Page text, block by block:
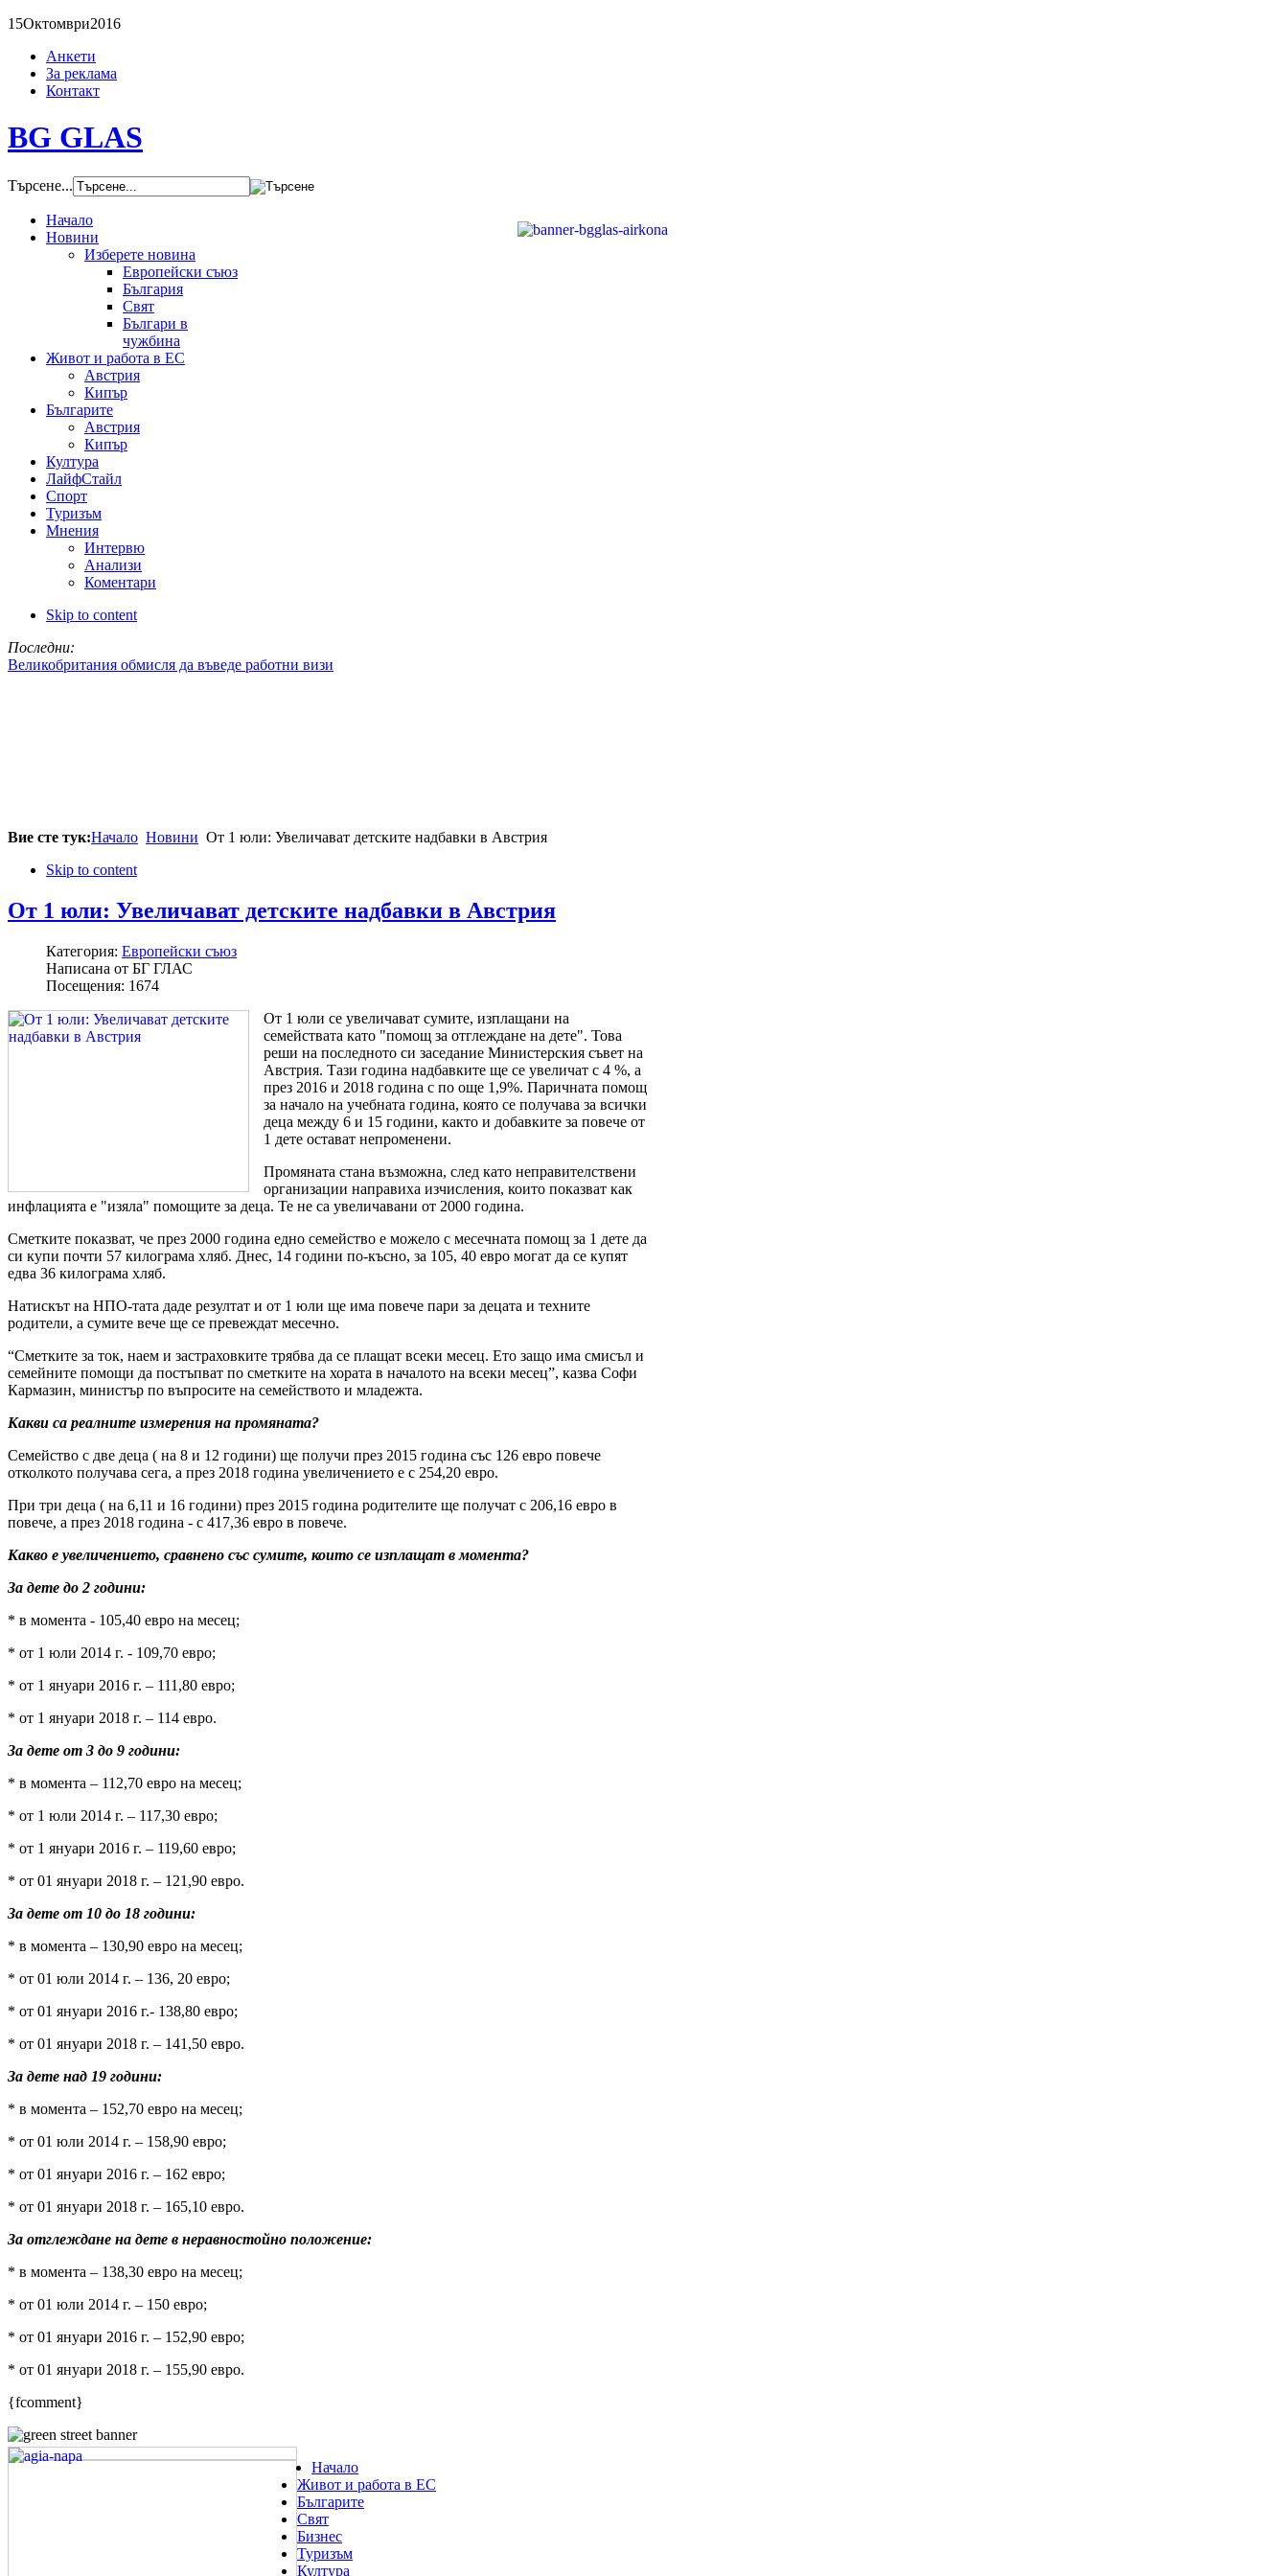
15Октомври2016
Анкети
За реклама
Контакт
BG GLAS
Търсене...
Начало
Новини
Изберете новина
Европейски съюз
България
Свят
Българи в
чужбина
Живот и работа в ЕС
Австрия
Кипър
Българите
Австрия
Кипър
Култура
ЛайфСтайл
Спорт
Туризъм
Мнения
Интервю
Анализи
Коментари
Skip to content
Последни:
Великобритания обмисля да въведе работни визи
Вие сте тук:Начало Новини От 1 юли: Увеличават детските надбавки в Австрия
Skip to content
От 1 юли: Увеличават детските надбавки в Австрия
Категория: Европейски съюз
Написана от БГ ГЛАС
Посещения: 1674
От 1 юли се увеличават сумите, изплащани на
семействата като "помощ за отглеждане на дете". Това
реши на последното си заседание Министерския съвет на
Австрия. Тази година надбавките ще се увеличат с 4 %, а
през 2016 и 2018 година с по още 1,9%. Паричната помощ
за начало на учебната година, която се получава за всички
деца между 6 и 15 години, както и добавките за повече от
1 дете остават непроменени.
Промяната стана възможна, след като неправителствени
организации направиха изчисления, които показват как
инфлацията е "изяла" помощите за деца. Те не са увеличавани от 2000 година.
Сметките показват, че през 2000 година едно семейство е можело с месечната помощ за 1 дете да
си купи почти 57 килограма хляб. Днес, 14 години по-късно, за 105, 40 евро могат да се купят
едва 36 килограма хляб.
Натискът на НПО-тата даде резултат и от 1 юли ще има повече пари за децата и техните
родители, а сумите вече ще се превеждат месечно.
“Сметките за ток, наем и застраховките трябва да се плащат всеки месец. Ето защо има смисъл и
семейните помощи да постъпват по сметките на хората в началото на всеки месец”, казва Софи
Кармазин, министър по въпросите на семейството и младежта.
Какви са реалните измерения на промяната?
Семейство с две деца ( на 8 и 12 години) ще получи през 2015 година със 126 евро повече
отколкото получава сега, а през 2018 година увеличението е с 254,20 евро.
При три деца ( на 6,11 и 16 години) през 2015 година родителите ще получат с 206,16 евро в
повече, а през 2018 година - с 417,36 евро в повече.
Какво е увеличението, сравнено със сумите, които се изплащат в момента?
За дете до 2 години:
* в момента - 105,40 евро на месец;
* от 1 юли 2014 г. - 109,70 евро;
* от 1 януари 2016 г. – 111,80 евро;
* от 1 януари 2018 г. – 114 евро.
За дете от 3 до 9 години:
* в момента – 112,70 евро на месец;
* от 1 юли 2014 г. – 117,30 евро;
* от 1 януари 2016 г. – 119,60 евро;
* от 01 януари 2018 г. – 121,90 евро.
За дете от 10 до 18 години:
* в момента – 130,90 евро на месец;
* от 01 юли 2014 г. – 136, 20 евро;
* от 01 януари 2016 г.- 138,80 евро;
* от 01 януари 2018 г. – 141,50 евро.
За дете над 19 години:
* в момента – 152,70 евро на месец;
* от 01 юли 2014 г. – 158,90 евро;
* от 01 януари 2016 г. – 162 евро;
* от 01 януари 2018 г. – 165,10 евро.
За отглеждане на дете в неравностойно положение:
* в момента – 138,30 евро на месец;
* от 01 юли 2014 г. – 150 евро;
* от 01 януари 2016 г. – 152,90 евро;
* от 01 януари 2018 г. – 155,90 евро.
{fcomment}
Начало
Живот и работа в ЕС
Българите
Свят
Бизнес
Туризъм
Култура